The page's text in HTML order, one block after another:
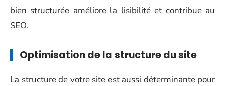
bien structurée améliore la lisibilité et contribue au
SEO.
Optimisation de la structure du site
La structure de votre site est aussi déterminante pour